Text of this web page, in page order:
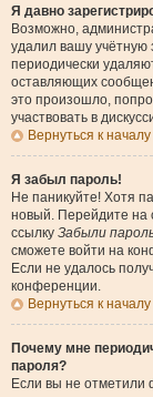
Я давно
Возможно,
удалил вашу учётную
периодически
оставляющих
это произошло,
участвовать в
Вернуться к началу
Я забыл пароль!
Не паникуйте! Хотя
новый. Перейдите на
ссылку Забыли
сможете войти на
Если не удалось
конференции.
Вернуться к началу
Почему мне
пароля?
Если вы не отметили